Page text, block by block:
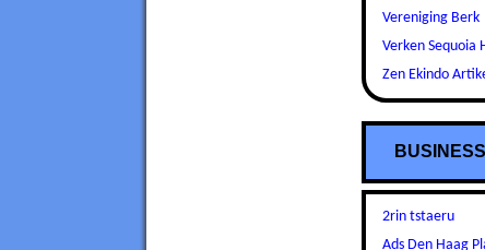
Vereniging Berk
Verken Sequoia
Zen Ekindo
2rin tstaeru
Ads Den Haag